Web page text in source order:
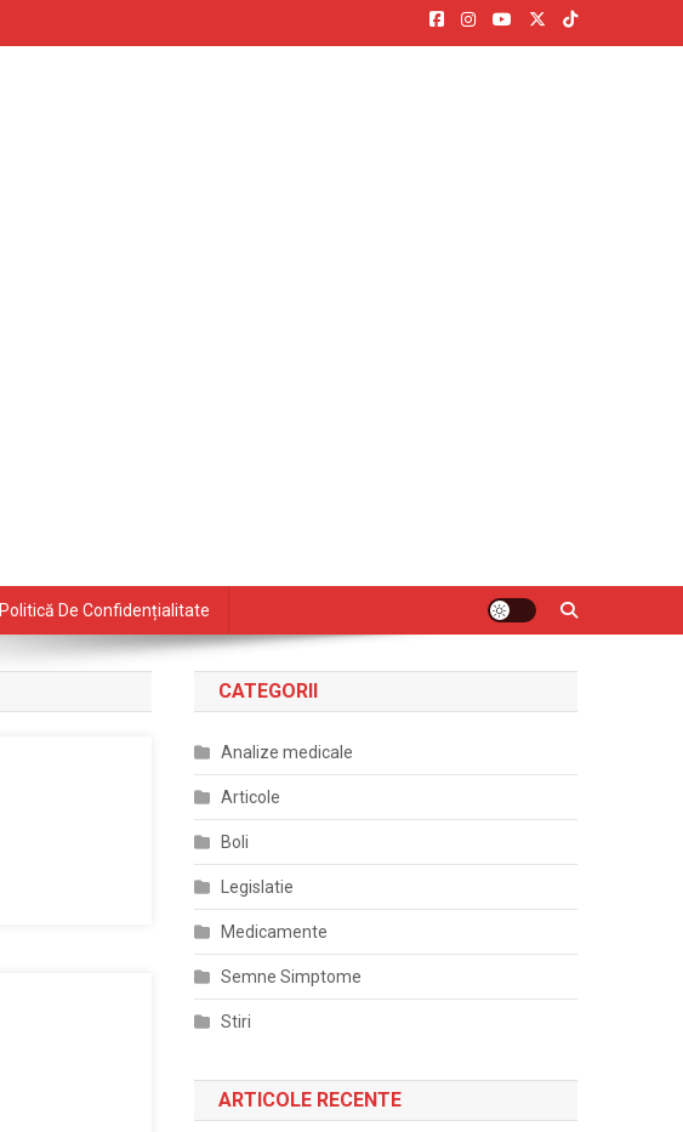
Politică De Confidențialitate
CATEGORII
Analize medicale
Articole
Boli
Legislatie
Medicamente
Semne Simptome
Stiri
ARTICOLE RECENTE